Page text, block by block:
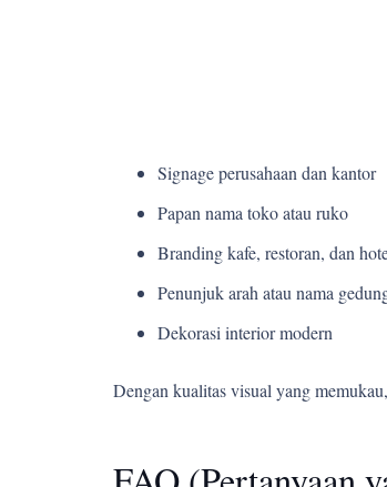
Signage perusahaan dan kantor
Papan nama toko atau ruko
Branding kafe, restoran, dan
Penunjuk arah atau nama
Dekorasi interior modern
Dengan kualitas visual yang